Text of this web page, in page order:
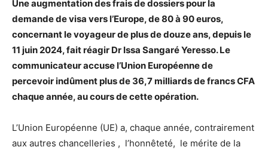
Une augmentation des frais de dossiers pour la
demande de visa vers l’Europe, de 80 à 90 euros,
concernant le voyageur de plus de douze ans, depuis le
11 juin 2024, fait réagir Dr Issa Sangaré Yeresso. Le
communicateur accuse l’Union Européenne de
percevoir indûment plus de 36,7 milliards de francs CFA
chaque année, au cours de cette opération.
L’Union Européenne (UE) a, chaque année, contrairement
aux autres chancelleries , l’honnêteté, le mérite de la